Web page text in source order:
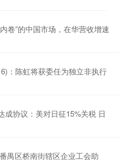
卷”的中国市场，在华营收增速
：陈虹将获委任为独立非执行
成协议：美对日征15%关税 日
禺区桥南街辖区企业工会助